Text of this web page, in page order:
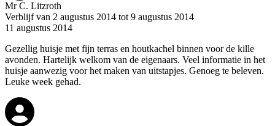
Mr C. Litzroth
Verblijf van 2 augustus 2014 tot 9 augustus 2014
11 augustus 2014
Gezellig huisje met fijn terras en houtkachel binnen voor de kille
avonden. Hartelijk welkom van de eigenaars. Veel informatie in het
huisje aanwezig voor het maken van uitstapjes. Genoeg te beleven.
Leuke week gehad.